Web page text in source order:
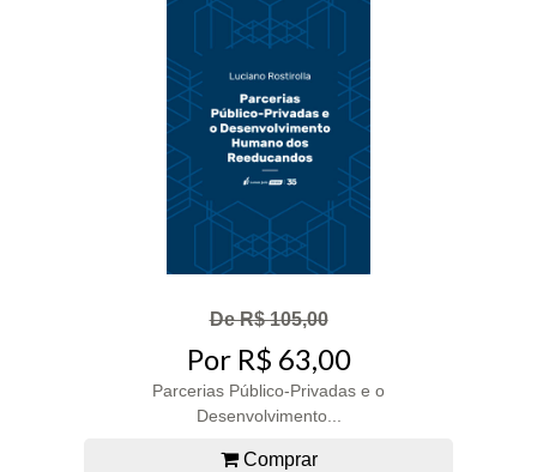
De R$ 105,00
Por R$ 63,00
Parcerias Público-Privadas e o
Desenvolvimento...
Comprar